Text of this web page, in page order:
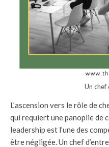
Un chef
L’ascension vers le rôle de
qui requiert une panoplie de
leadership est l’une des
être négligée. Un chef